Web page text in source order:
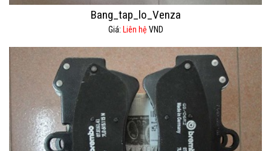
Bang_tap_lo_Venza
Giá: Liên hệ VND